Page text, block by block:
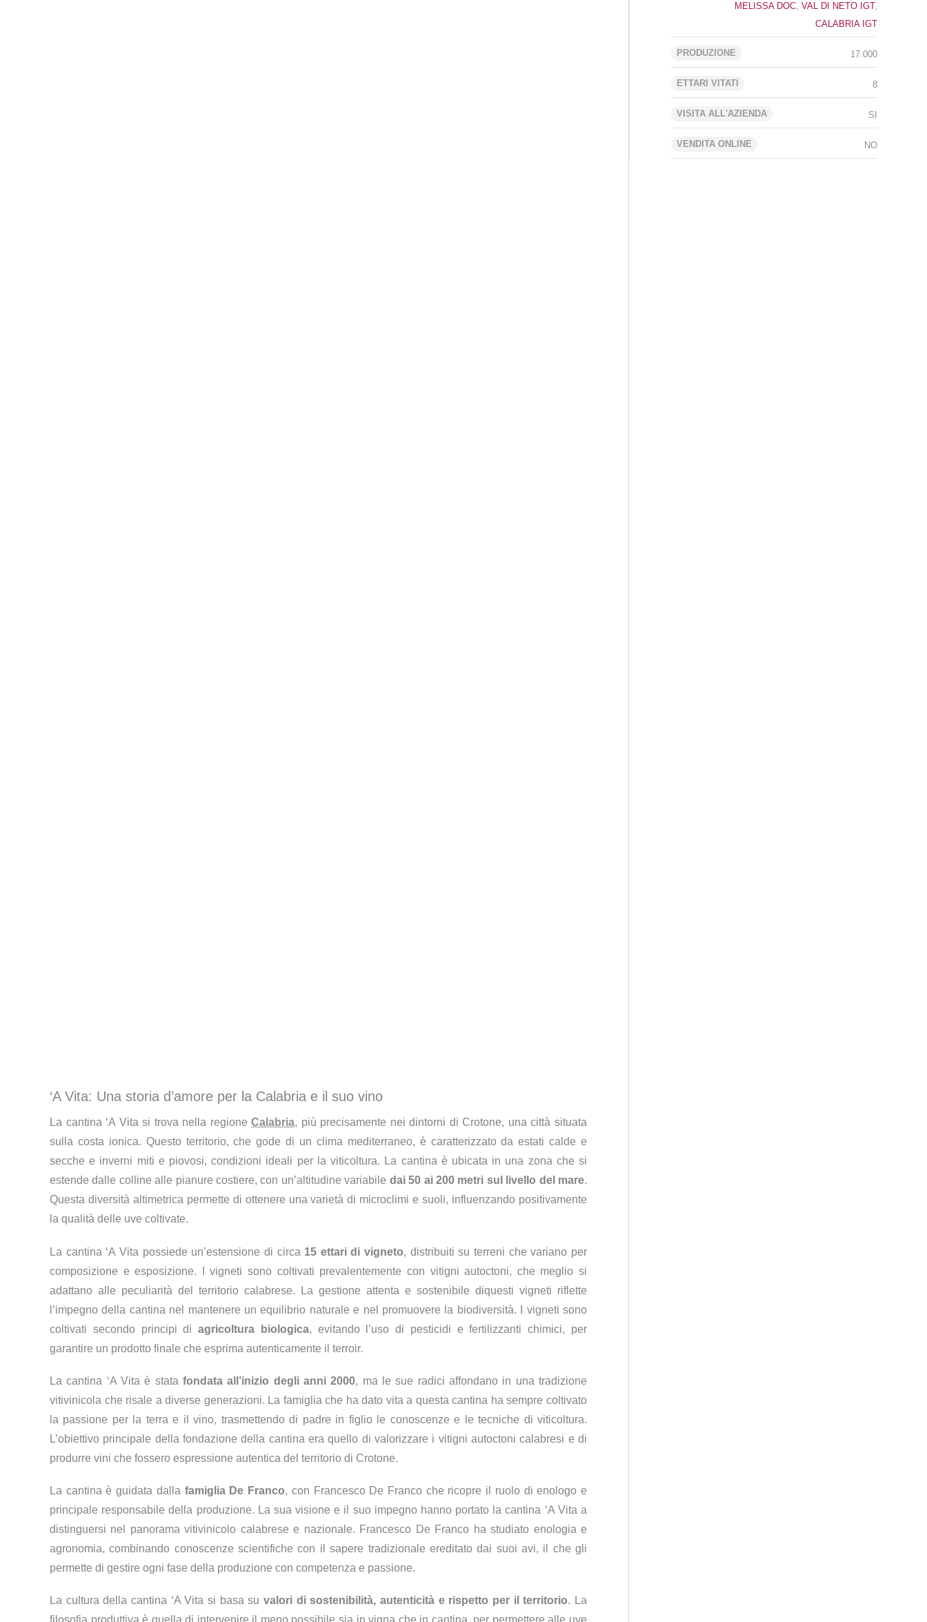
MELISSA DOC, VAL DI NETO IGT,
CALABRIA IGT
PRODUZIONE 17.000
ETTARI VITATI 8
VISITA ALL'AZIENDA SI
VENDITA ONLINE NO
‘A Vita: Una storia d’amore per la Calabria e il suo vino
La cantina ‘A Vita si trova nella regioneCalabria, più precisamente nei dintorni di Crotone, una città situata
sulla costa ionica. Questo territorio, che gode di un clima mediterraneo, è caratterizzato da estati calde e
secche e inverni miti e piovosi, condizioni ideali per la viticoltura. La cantina è ubicata in una zona che si
estende dalle colline alle pianure costiere, con un’altitudine variabile dai 50 ai 200 metri sul livello del mare.
Questa diversità altimetrica permette di ottenere una varietà di microclimi e suoli, influenzando positivamente
la qualità delle uve coltivate.
La cantina ‘A Vita possiede un’estensione di circa 15 ettari di vigneto, distribuiti su terreni che variano per
composizione e esposizione. I vigneti sono coltivati prevalentemente con vitigni autoctoni, che meglio si
adattano alle peculiarità del territorio calabrese. La gestione attenta e sostenibile diquesti vigneti riflette
l’impegno della cantina nel mantenere un equilibrio naturale e nel promuovere la biodiversità. I vigneti sono
coltivati secondo principi diagricoltura biologica, evitando l’uso di pesticidi e fertilizzanti chimici, per
garantire un prodotto finale che esprima autenticamente il terroir.
La cantina ‘A Vita è stata fondata all’inizio degli anni 2000, ma le sue radici affondano in una tradizione
vitivinicola che risale a diverse generazioni. La famiglia che ha dato vita a questa cantina ha sempre coltivato
la passione per la terra e il vino, trasmettendo di padre in figlio le conoscenze e le tecniche di viticoltura.
L’obiettivo principale della fondazione della cantina era quello di valorizzare i vitigni autoctoni calabresi e di
produrre vini che fossero espressione autentica del territorio di Crotone.
La cantina è guidata dalla famiglia De Franco, con Francesco De Franco che ricopre il ruolo di enologo e
principale responsabile della produzione. La sua visione e il suo impegno hanno portato la cantina ‘A Vita a
distinguersi nel panorama vitivinicolo calabrese e nazionale. Francesco De Franco ha studiato enologia e
agronomia, combinando conoscenze scientifiche con il sapere tradizionale ereditato dai suoi avi, il che gli
permette di gestire ogni fase della produzione con competenza e passione.
La cultura della cantina ‘A Vita si basa su valori di sostenibilità, autenticità e rispetto per il territorio. La
filosofia produttiva è quella di intervenire il meno possibile sia in vigna che in cantina, per permettere alle uve